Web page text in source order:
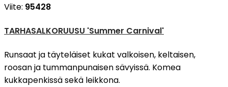
Viite: 95428
TARHASALKORUUSU 'Summer Carnival'
Runsaat ja täyteläiset kukat valkoisen, keltaisen,
roosan ja tummanpunaisen sävyissä. Komea
kukkapenkissä sekä leikkona.